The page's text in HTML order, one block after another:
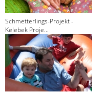
Schmetterlings-Projekt -
Kelebek Proje...